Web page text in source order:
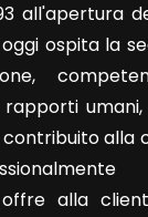
all'apertura
ospita la
rapporti
alla
alla